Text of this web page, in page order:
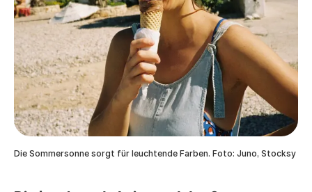
Die Sommersonne sorgt für leuchtende Farben. Foto: Juno, Stocksy